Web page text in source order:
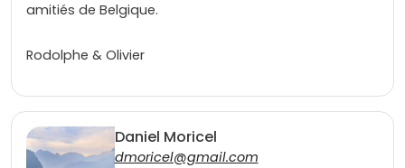
amitiés de Belgique.
Rodolphe & Olivier
Daniel Moricel
dmoricel@gmail.com